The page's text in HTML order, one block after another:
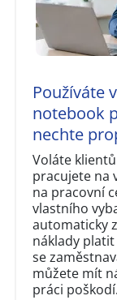
Používáte
notebook
nechte
Voláte
pracujete na
na pracovní
vlastního
automaticky
náklady
se
můžete mít
práci poškodí.